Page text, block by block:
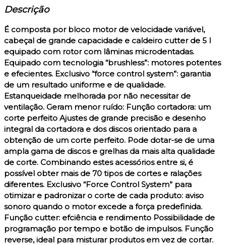
Descrição
É composta por bloco motor de velocidade variável,
cabeçal de grande capacidade e caldeiro cutter de 5 l
equipado com rotor com lâminas microdentadas.
Equipado com tecnologia “brushless”: motores potentes
e efecientes. Exclusivo “force control system”: garantia
de um resultado uniforme e de qualidade.
Estanqueidade melhorada por não necessitar de
ventilação. Geram menor ruído: Função cortadora: um
corte perfeito Ajustes de grande precisão e desenho
integral da cortadora e dos discos orientado para a
obtenção de um corte perfeito. Pode dotar-se de uma
ampla gama de discos e grelhas da mais alta qualidade
de corte. Combinando estes acessórios entre si, é
possível obter mais de 70 tipos de cortes e ralações
diferentes. Exclusivo “Force Control System” para
otimizar e padronizar o corte de cada produto: aviso
sonoro quando o motor excede a força predefinida.
Função cutter: efciência e rendimento Possibilidade de
programação por tempo e botão de impulsos. Função
reverse, ideal para misturar produtos em vez de cortar.